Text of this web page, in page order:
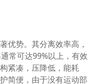
优势。其分离效率高，
常可达99%以上，有效
紧凑，压降低，能耗
简便，由于没有运动部